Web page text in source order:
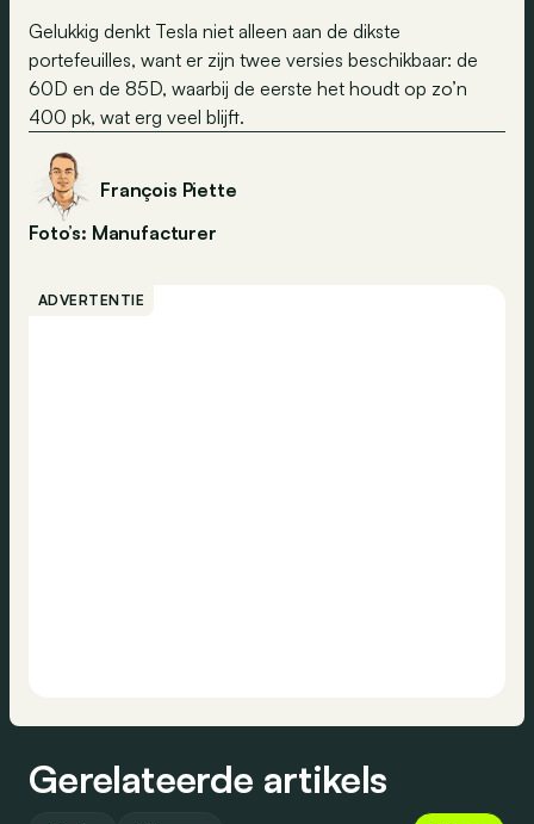
Gelukkig denkt Tesla niet alleen aan de dikste
portefeuilles, want er zijn twee versies beschikbaar: de
60D en de 85D, waarbij de eerste het houdt op zo’n
400 pk, wat erg veel blijft.
François Piette
Foto’s: Manufacturer
ADVERTENTIE
Gerelateerde artikels